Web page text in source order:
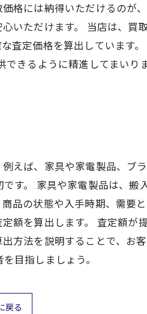
には納得いただけるのが
いただけます。 当店は、買
査定価格を算出しています
きるように精進してまいり
えば、家具や家電製品、ブ
す。 家具や家電製品は、搬
品の状態や入手時期、需要
額を算出します。 査定額が
方法を説明することで、お
目指しましょう。
戻る